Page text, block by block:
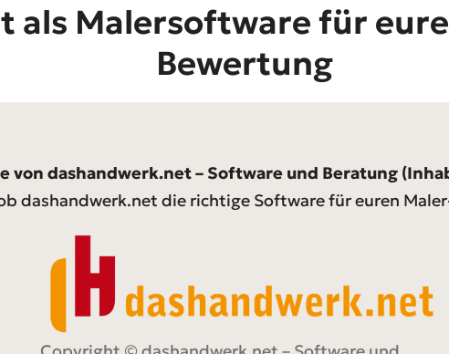
als Malersoftware für
Bewertung
dashandwerk.net – Software und Beratung
dashandwerk.net die richtige Software für euren